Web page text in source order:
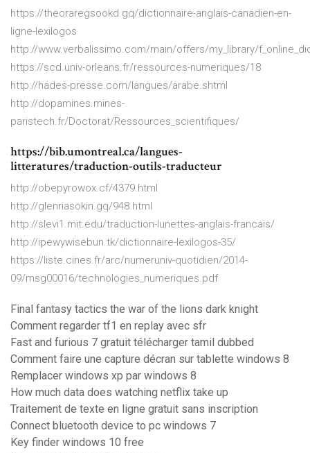
https://theoraregsookd.gq/dictionnaire-anglais-canadien-en-
ligne-lexilogos
http://www.verbalissimo.com/main/offers/my_library/
https://scd.univ-orleans.fr/ressources-numeriques/18
http://hades-presse.com/langues/arabe.shtml
http://dopamines.mines-
paristech.fr/Doctorat/Ressources_scientifiques/
https://bib.umontreal.ca/langues-
litteratures/traduction-outils-traducteur
http://obepyrowox.cf/4379.html
http://glenriasokin.gq/948.html
http://slevi1.mit.edu/traduction-lunettes-anglais-francais/
http://ipewywisebun.tk/dictionnaire-lexilogos-35/
https://liste.cines.fr/arc/numeruniv-quotidien/2014-
09/msg00016/technologies_numeriques.pdf
Final fantasy tactics the war of the lions dark knight
Comment regarder tf1 en replay avec sfr
Fast and furious 7 gratuit télécharger tamil dubbed
Comment faire une capture décran sur tablette windows 8
Remplacer windows xp par windows 8
How much data does watching netflix take up
Traitement de texte en ligne gratuit sans inscription
Connect bluetooth device to pc windows 7
Key finder windows 10 free